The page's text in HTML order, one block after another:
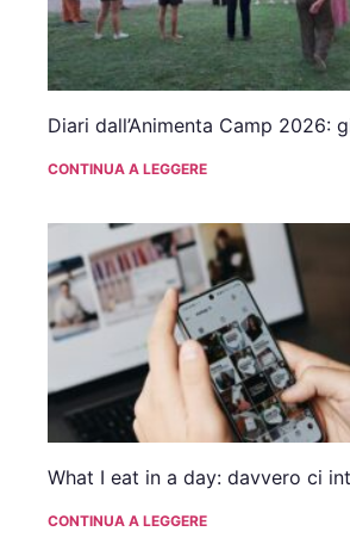
Diari dall’Animenta Camp 2026:
CONTINUA A LEGGERE
What I eat in a day: davvero ci
CONTINUA A LEGGERE